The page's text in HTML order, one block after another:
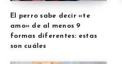
El perro sabe decir «te
amo» de al menos 9
formas diferentes: estas
son cuáles